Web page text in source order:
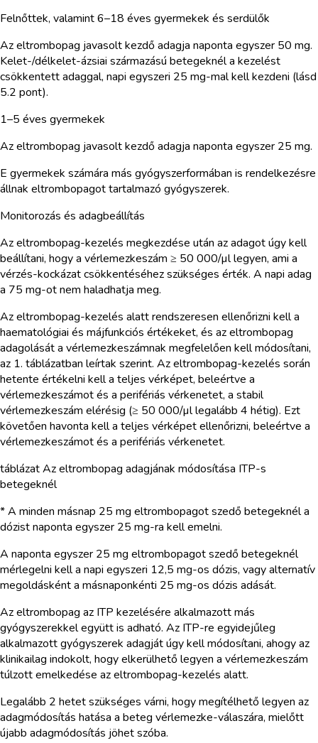
Felnőttek, valamint 6–18 éves gyermekek és serdülők
Az eltrombopag javasolt kezdő adagja naponta egyszer 50 mg.
Kelet-/délkelet-ázsiai származású betegeknél a kezelést
csökkentett adaggal, napi egyszeri 25 mg-mal kell kezdeni (lásd
5.2 pont).
1–5 éves gyermekek
Az eltrombopag javasolt kezdő adagja naponta egyszer 25 mg.
E gyermekek számára más gyógyszerformában is rendelkezésre
állnak eltrombopagot tartalmazó gyógyszerek.
Monitorozás és adagbeállítás
Az eltrombopag-kezelés megkezdése után az adagot úgy kell
beállítani, hogy a vérlemezkeszám ≥ 50 000/µl legyen, ami a
vérzés-kockázat csökkentéséhez szükséges érték. A napi adag
a 75 mg-ot nem haladhatja meg.
Az eltrombopag-kezelés alatt rendszeresen ellenőrizni kell a
haematológiai és májfunkciós értékeket, és az eltrombopag
adagolását a vérlemezkeszámnak megfelelően kell módosítani,
az 1. táblázatban leírtak szerint. Az eltrombopag-kezelés során
hetente értékelni kell a teljes vérképet, beleértve a
vérlemezkeszámot és a perifériás vérkenetet, a stabil
vérlemezkeszám elérésig (≥ 50 000/µl legalább 4 hétig). Ezt
követően havonta kell a teljes vérképet ellenőrizni, beleértve a
vérlemezkeszámot és a perifériás vérkenetet.
táblázat Az eltrombopag adagjának módosítása ITP-s
betegeknél
* A minden másnap 25 mg eltrombopagot szedő betegeknél a
dózist naponta egyszer 25 mg-ra kell emelni.
A naponta egyszer 25 mg eltrombopagot szedő betegeknél
mérlegelni kell a napi egyszeri 12,5 mg-os dózis, vagy alternatív
megoldásként a másnaponkénti 25 mg-os dózis adását.
Az eltrombopag az ITP kezelésére alkalmazott más
gyógyszerekkel együtt is adható. Az ITP-re egyidejűleg
alkalmazott gyógyszerek adagját úgy kell módosítani, ahogy az
klinikailag indokolt, hogy elkerülhető legyen a vérlemezkeszám
túlzott emelkedése az eltrombopag-kezelés alatt.
Legalább 2 hetet szükséges várni, hogy megítélhető legyen az
adagmódosítás hatása a beteg vérlemezke-válaszára, mielőtt
újabb adagmódosítás jöhet szóba.